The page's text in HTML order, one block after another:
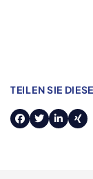
TEILEN SIE